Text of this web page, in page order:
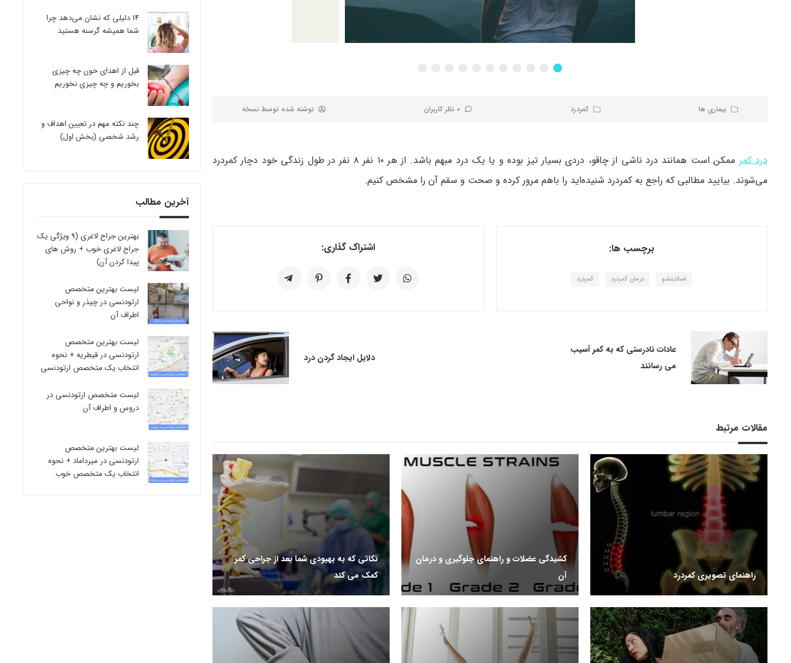
بیماری ها کمردرد 0 نظر کاربران نوشته شده توسط نسخه
درد کمر
ممکن است همانند درد ناشی از چاقو، دردی بسیار تیز بوده و یا یک درد مبهم باشد. از هر ۱۰ نفر ۸ نفر در طول زندگی خود دچار کمردرد
می‌شوند. بیایید مطالبی که راجع به کمردرد شنیده‌اید را باهم مرور کرده و صحت و سقم آن را مشخص کنیم.
برچسب ها:
اسلایدشو درمان کمردرد کمردرد
اشتراک گذاری:
عادات نادرستی که به کمر آسیب
می رسانند
دلایل ایجاد گردن درد
مقالات مرتبط
راهنمای تصویری کمردرد
کشیدگی عضلات و راهنمای جلوگیری و درمان
آن
نکاتی که به بهبودی شما بعد از جراحی کمر
کمک می کند
14 دلیلی که نشان می‌دهد چرا
شما همیشه گرسنه هستید
قبل از اهدای خون چه چیزی
بخوریم و چه چیزی نخوریم
چند نکته مهم در تعیین اهداف و
رشد شخصی (بخش اول)
آخرین مطالب
بهترین جراح لاغری (9 ویژگی یک
جراح لاغری خوب + روش های
پیدا کردن آن)
لیست بهترین متخصص
ارتودنسی در چیذر و نواحی
اطراف آن
لیست بهترین متخصص
ارتودنسی در قیطریه + نحوه
انتخاب یک متخصص ارتودنسی
لیست متخصص ارتودنسی در
دروس و اطراف آن
لیست بهترین متخصص
ارتودنسی در میرداماد + نحوه
انتخاب یک متخصص خوب